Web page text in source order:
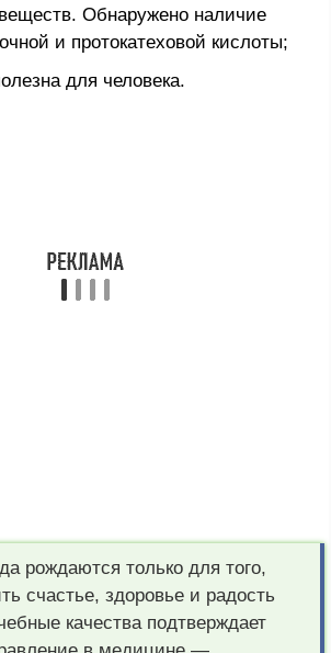
Обнаружено наличие
и протокатеховой кислоты;
для человека.
рождаются только для того,
счастье, здоровье и радость
качества подтверждает